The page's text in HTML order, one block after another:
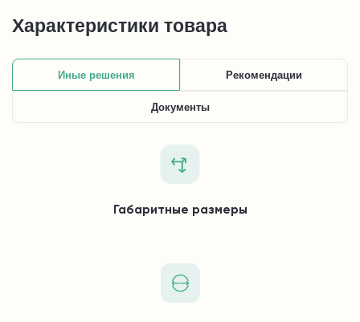
Характеристики товара
Иные решения Рекомендации
Документы
Габаритные размеры